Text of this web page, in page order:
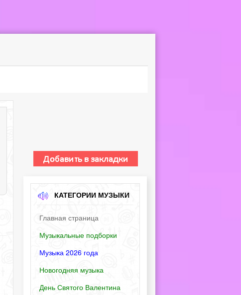
КАТЕГОРИИ МУЗЫКИ
Главная страница
Музыкальные подборки
Музыка 2026 года
Новогодняя музыка
День Святого Валентина